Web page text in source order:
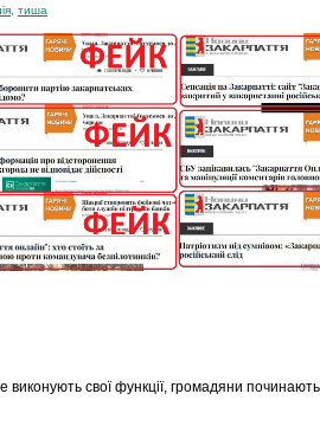
тиша
виконують свої функції, громадяни